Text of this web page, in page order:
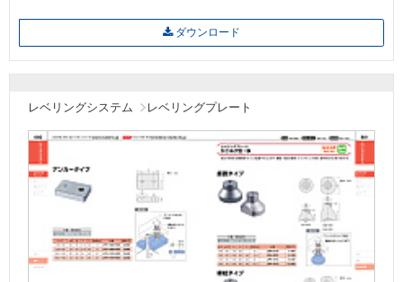
ダウンロード
レベリングシステム レベリングプレート